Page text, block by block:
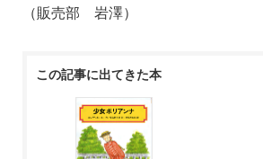
（販売部 岩澤）
この記事に出てきた本